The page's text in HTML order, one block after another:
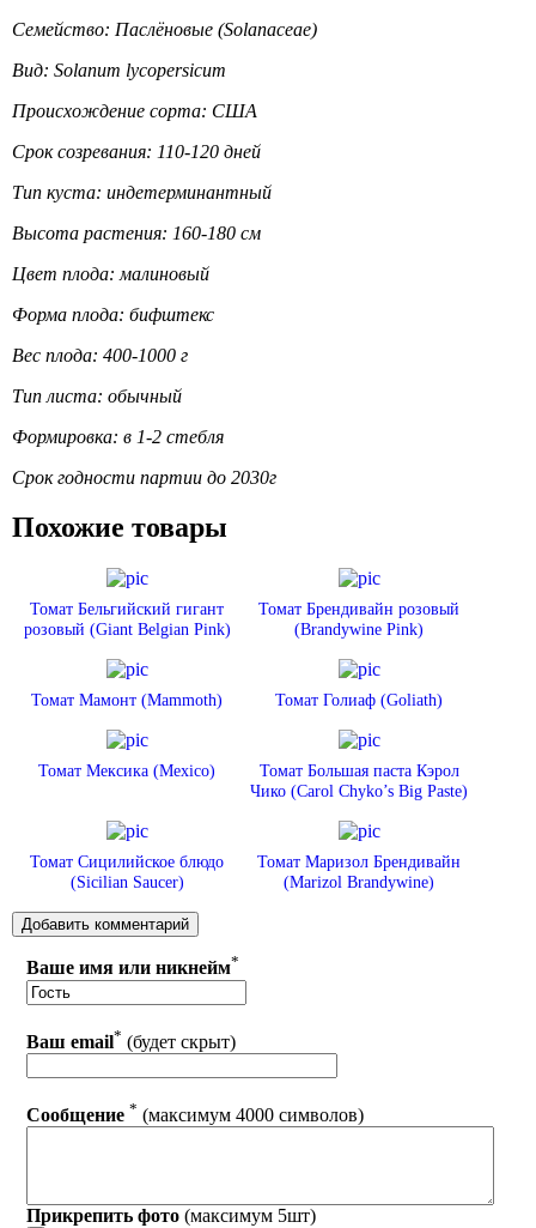
Семейство: Паслёновые (Solanaceae)
Вид: Solanum lycopersicum
Происхождение сорта: США
Срок созревания: 110-120 дней
Тип куста: индетерминантный
Высота растения: 160-180 см
Цвет плода: малиновый
Форма плода: бифштекс
Вес плода: 400-1000 г
Тип листа: обычный
Формировка: в 1-2 стебля
Срок годности партии до 2030г
Похожие товары
Томат Бельгийский гигант
розовый (Giant Belgian Pink)
Томат Брендивайн розовый
(Brandywine Pink)
Томат Мамонт (Mammoth) Томат Голиаф (Goliath)
Томат Мексика (Mexico)
Томат Большая паста Кэрол
Чико (Carol Chyko’s Big Paste)
Томат Сицилийское блюдо
(Sicilian Saucer)
Томат Маризол Брендивайн
(Marizol Brandywine)
Ваше имя или никнейм*
Ваш email* (будет скрыт)
Сообщение * (максимум 4000 символов)
Прикрепить фото (максимум 5шт)